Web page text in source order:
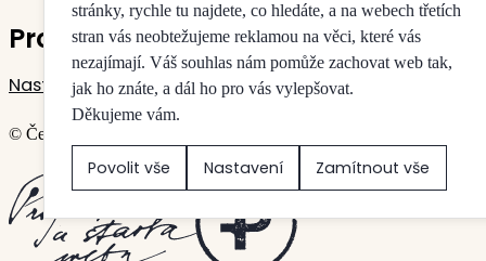
Pro vaše soukromí
Nastavení cookies
© Česká filharmonie & Galerie Rudolfinum
Vytvořilo
stránky, rychle tu najdete, co hledáte, a na webech třetích
stran vás neobtežujeme reklamou na věci, které vás
nezajímají. Váš souhlas nám pomůže zachovat web tak,
jak ho znáte, a dál ho pro vás vylepšovat.
Děkujeme vám.
Povolit vše Nastavení Zamítnout vše